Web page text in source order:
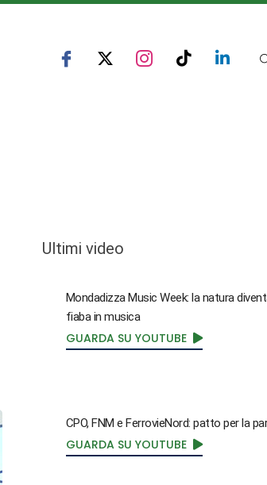
Ultimi video
Mondadizza Music Week: la natura
fiaba in musica
GUARDA SU YOUTUBE
CPO, FNM e FerrovieNord: patto per la
GUARDA SU YOUTUBE